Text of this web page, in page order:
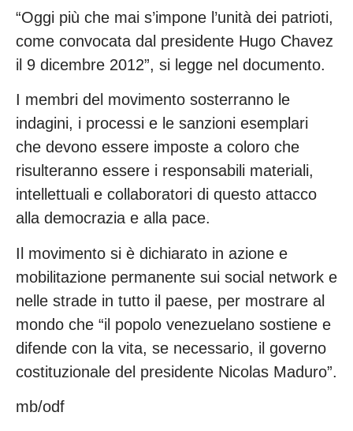
“Oggi più che mai s’impone l’unità dei patrioti,
come convocata dal presidente Hugo Chavez
il 9 dicembre 2012”, si legge nel documento.
I membri del movimento sosterranno le
indagini, i processi e le sanzioni esemplari
che devono essere imposte a coloro che
risulteranno essere i responsabili materiali,
intellettuali e collaboratori di questo attacco
alla democrazia e alla pace.
Il movimento si è dichiarato in azione e
mobilitazione permanente sui social network e
nelle strade in tutto il paese, per mostrare al
mondo che “il popolo venezuelano sostiene e
difende con la vita, se necessario, il governo
costituzionale del presidente Nicolas Maduro”.
mb/odf